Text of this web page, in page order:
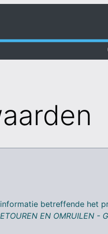
betreffende het
EN OMRUILEN -